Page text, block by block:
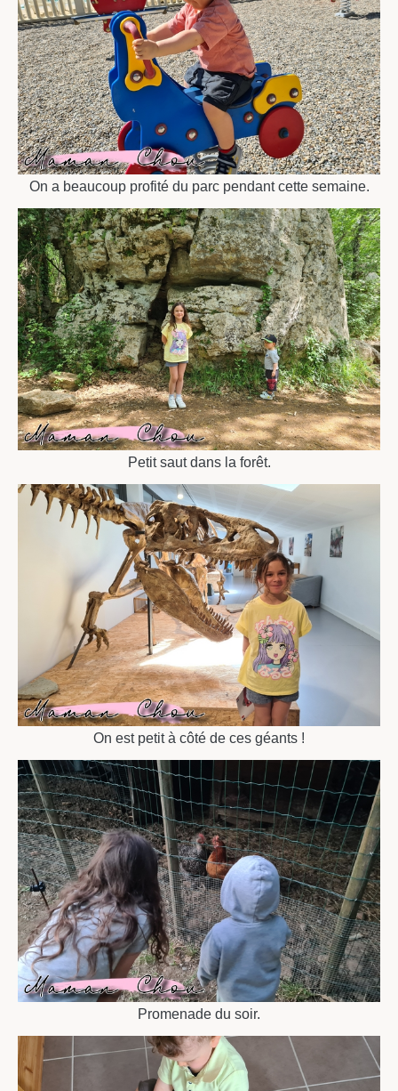
On a beaucoup profité du parc pendant cette semaine.
Petit saut dans la forêt.
On est petit à côté de ces géants !
Promenade du soir.